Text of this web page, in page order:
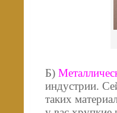
Б)
индустрии.
таких